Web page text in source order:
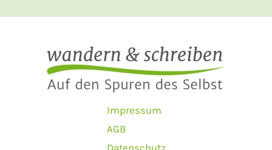
Impressum
AGB
Datenschutz